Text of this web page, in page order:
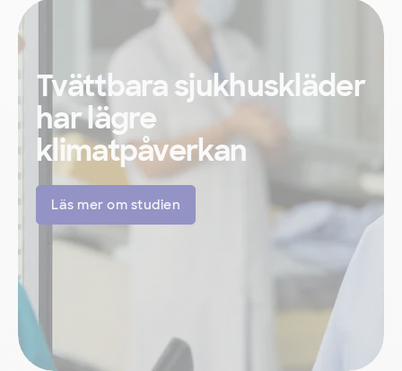
Tvättbara sjukhuskläder
har lägre
klimatpåverkan
Läs mer om studien